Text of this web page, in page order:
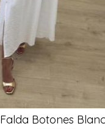
Falda Botones